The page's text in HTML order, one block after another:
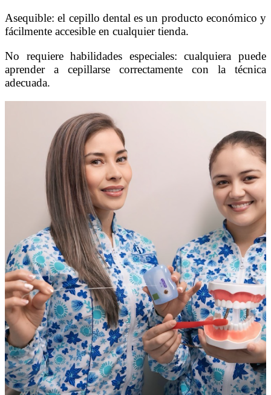
Asequible: el cepillo dental es un producto económico y
fácilmente accesible en cualquier tienda.
No requiere habilidades especiales: cualquiera puede
aprender a cepillarse correctamente con la técnica
adecuada.